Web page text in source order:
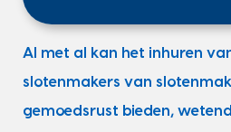
Al met al kan het inhuren
slotenmakers van
gemoedsrust bieden,